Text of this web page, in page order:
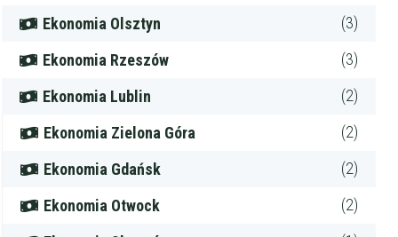
Ekonomia Olsztyn (3)
Ekonomia Rzeszów (3)
Ekonomia Lublin (2)
Ekonomia Zielona Góra (2)
Ekonomia Gdańsk (2)
Ekonomia Otwock (2)